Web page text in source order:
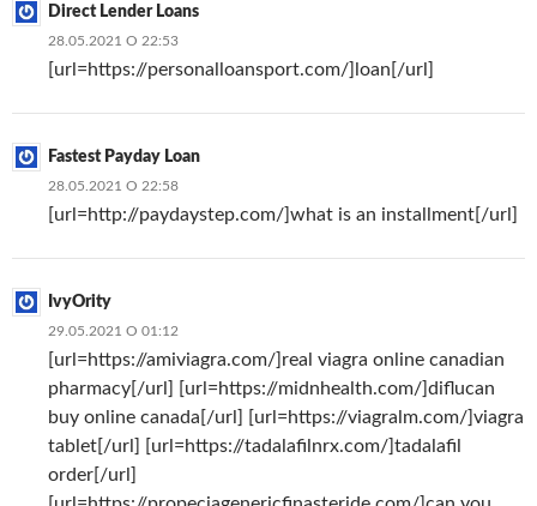
Direct Lender Loans
28.05.2021 О 22:53
[url=https://personalloansport.com/]loan[/url]
Fastest Payday Loan
28.05.2021 О 22:58
[url=http://paydaystep.com/]what is an installment[/url]
IvyOrity
29.05.2021 О 01:12
[url=https://amiviagra.com/]real viagra online canadian
pharmacy[/url] [url=https://midnhealth.com/]diflucan
buy online canada[/url] [url=https://viagralm.com/]viagra
tablet[/url] [url=https://tadalafilnrx.com/]tadalafil
order[/url]